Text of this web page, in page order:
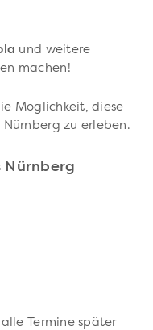
und weitere
machen!
Möglichkeit, diese
zu erleben.
Nürnberg
Termine später